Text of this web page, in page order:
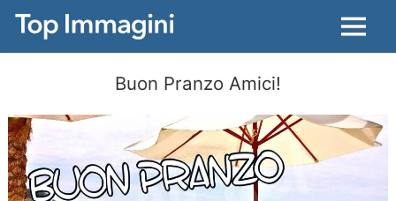
Menu
Buon Pranzo Amici!